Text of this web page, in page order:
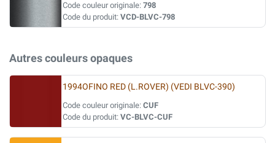
Code couleur originale: 798
Code du produit: VCD-BLVC-798
Autres couleurs opaques
1994OFINO RED (L.ROVER) (VEDI BLVC-390)
Code couleur originale: CUF
Code du produit: VC-BLVC-CUF